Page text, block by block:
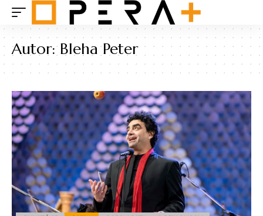
Autor:Bleha Peter